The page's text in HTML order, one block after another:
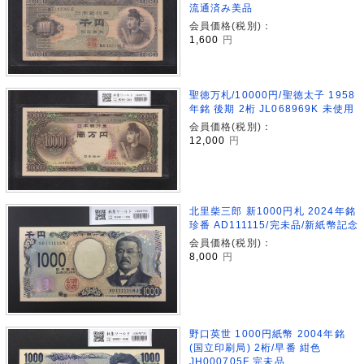
流通済み美品
会員価格(税別)：
1,600 円
聖徳万札/10000円/聖徳太子 1958
年銘 後期 2桁 JL068969K 未使用
会員価格(税別)：
12,000
円
北里柴三郎 新1000円札 2024年銘
珍番 AD111115/完未品/新紙幣記念
会員価格(税別)：
8,000
円
野口英世 1000円紙幣 2004年銘
(国立印刷局) 2桁/早番 紺色
JH000705F 完未品